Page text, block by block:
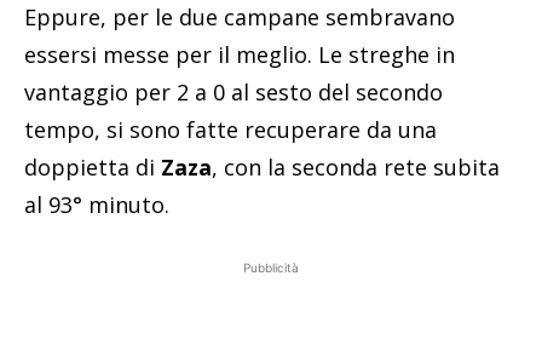
Eppure, per le due campane sembravano
essersi messe per il meglio. Le streghe in
vantaggio per 2 a 0 al sesto del secondo
tempo, si sono fatte recuperare da una
doppietta di Zaza, con la seconda rete subita
al 93° minuto.
Pubblicità